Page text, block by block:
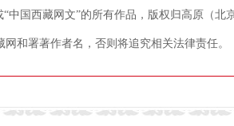
“中国西藏网文”的所有作品，版权归高原（
和署著作者名，否则将追究相关法律责任。